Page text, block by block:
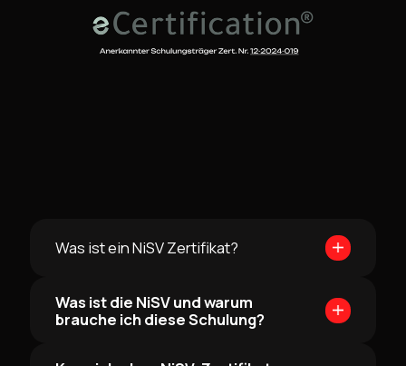
Was ist ein NiSV Zertifikat?
Was ist die NiSV und warum
brauche ich diese Schulung?